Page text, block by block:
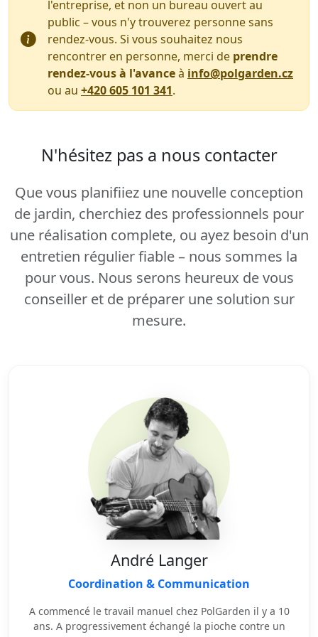
l'entreprise, et non un bureau ouvert au
public – vous n'y trouverez personne sans
rendez-vous. Si vous souhaitez nous
rencontrer en personne, merci de prendre
rendez-vous à l'avanceà info@polgarden.cz
ou au +420 605 101 341.
N'hésitez pas a nous contacter
Que vous planifiiez une nouvelle conception
de jardin, cherchiez des professionnels pour
une réalisation complete, ou ayez besoin d'un
entretien régulierfiable – nous sommes la
pour vous. Nous serons heureux de vous
conseiller et de préparer une solution sur
mesure.
André Langer
Coordination & Communication
A commencé le travail manuel chez PolGarden il y a 10
ans. A progressivement échangé la pioche contre un